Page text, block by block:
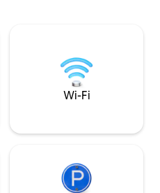
je 1 km oddaljena od
ni potrebna
Wi-Fi